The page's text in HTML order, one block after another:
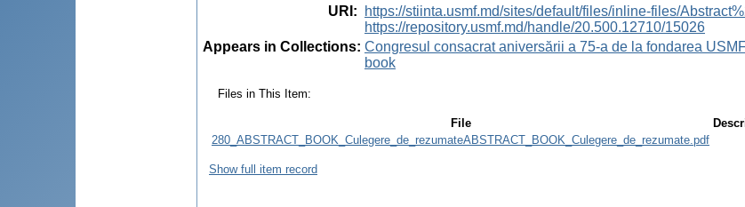
URI :
https://stiinta.usmf.md/sites/default/files/inline-files/
https://repository.usmf.md/handle/20.500.12710/15026
Appears in Collections: Congresul consacrat aniversării a 75-a de la fondarea
book
Files in This Item:
File
280_ABSTRACT_BOOK_Culegere_de_rezumateABSTRACT_BOOK_Culegere_de_rezumate.pdf
Show full item record